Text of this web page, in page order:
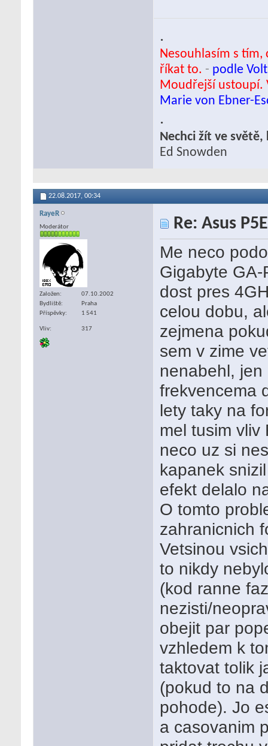
.
Nesouhlasím s
říkat to. - podle
Moudřejší ustoupí.
Marie von Ebner-
.
Nechci žít ve
Ed Snowden
22.08.2017, 00:34
RayeR
Moderátor
Založen
07.10.2002
Bydliště
Praha
Příspěvky
1 541
Vliv 317
Re: Asus
Me neco
Gigabyte
dost pres
celou dobu,
zejmena
sem v zime
nenabehl,
frekvencema
lety taky na
mel tusim
neco uz si
kapanek
efekt delalo
O tomto
zahranicnich
Vetsinou
to nikdy
(kod ranne
nezisti/
obejit par
vzhledem k
taktovat tolik
(pokud to na
pohode). Jo
a casovanim